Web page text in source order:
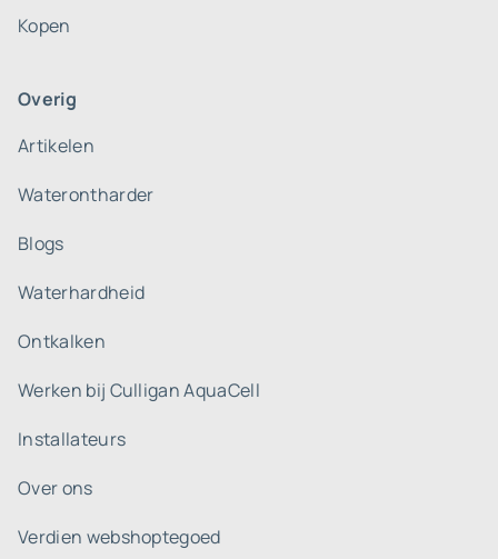
Kopen
Overig
Artikelen
Waterontharder
Blogs
Waterhardheid
Ontkalken
Werken bij Culligan AquaCell
Installateurs
Over ons
Verdien webshoptegoed